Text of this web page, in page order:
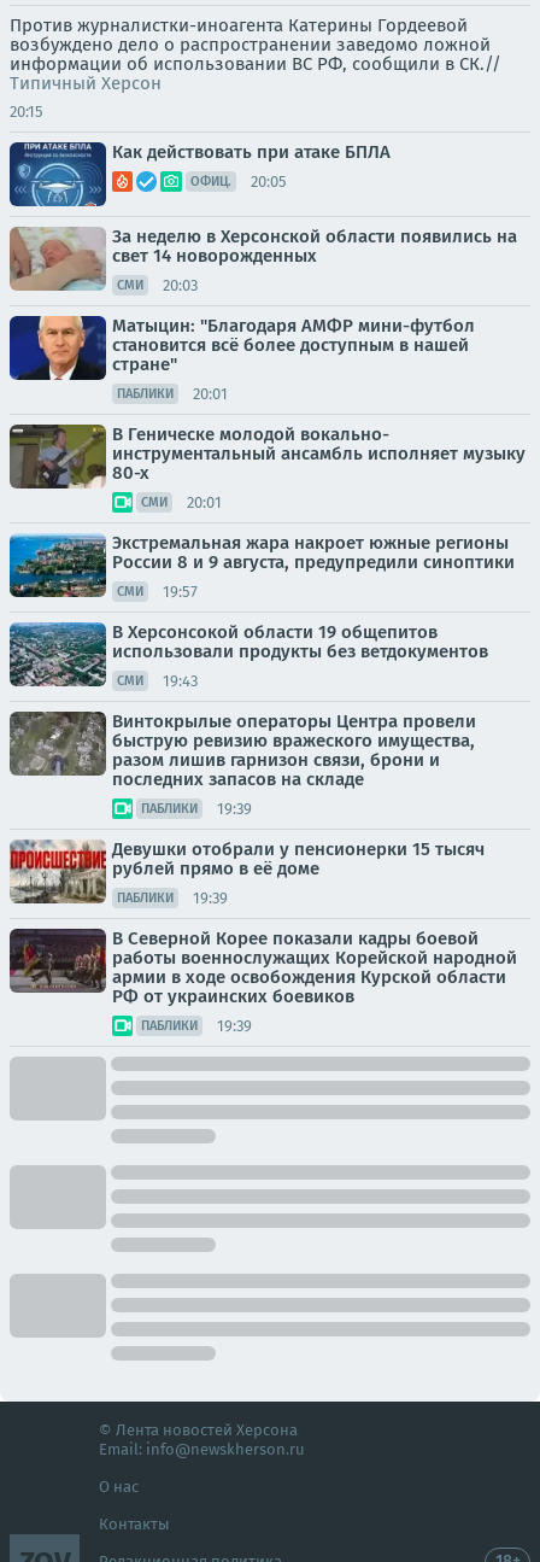
Против журналистки-иноагента Катерины Гордеевой
возбуждено дело о распространении заведомо ложной
информации об использовании ВС РФ, сообщили в СК.//
Типичный Херсон
20:15
Как действовать при атаке БПЛА
ОФИЦ. 20:05
За неделю в Херсонской области появились на
свет 14 новорожденных
СМИ 20:03
Матыцин: "Благодаря АМФР мини-футбол
становится всё более доступным в нашей
стране"
ПАБЛИКИ 20:01
В Геническе молодой вокально-
инструментальный ансамбль исполняет музыку
80-х
СМИ 20:01
Экстремальная жара накроет южные регионы
России 8 и 9 августа, предупредили синоптики
СМИ 19:57
В Херсонсокой области 19 общепитов
использовали продукты без ветдокументов
СМИ 19:43
Винтокрылые операторы Центра провели
быструю ревизию вражеского имущества,
разом лишив гарнизон связи, брони и
последних запасов на складе
ПАБЛИКИ 19:39
Девушки отобрали у пенсионерки 15 тысяч
рублей прямо в её доме
ПАБЛИКИ 19:39
В Северной Корее показали кадры боевой
работы военнослужащих Корейской народной
армии в ходе освобождения Курской области
РФ от украинских боевиков
ПАБЛИКИ 19:39
© Лента новостей Херсона
Email: info@newskherson.ru
О нас
Контакты